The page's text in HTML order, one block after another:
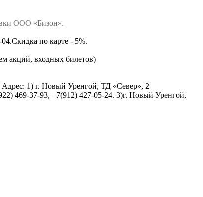
ООО «Бизон».
по карте - 5%.
акций, входных билетов)
Адрес: 1) г. Новый Уренгой, ТД «Север», 2
469-37-93, +7(912) 427-05-24. 3)г. Новый Уренгой,